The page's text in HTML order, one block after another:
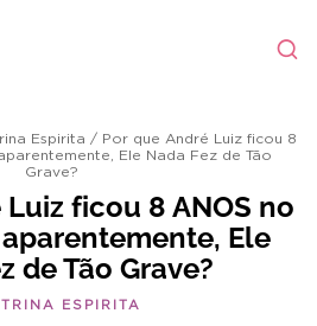
Espirita / Por que André Luiz ficou 8
Ele Nada Fez de Tão
Grave?
ficou 8 ANOS no
aparentemente, Ele
de Tão Grave?
ESPIRITA